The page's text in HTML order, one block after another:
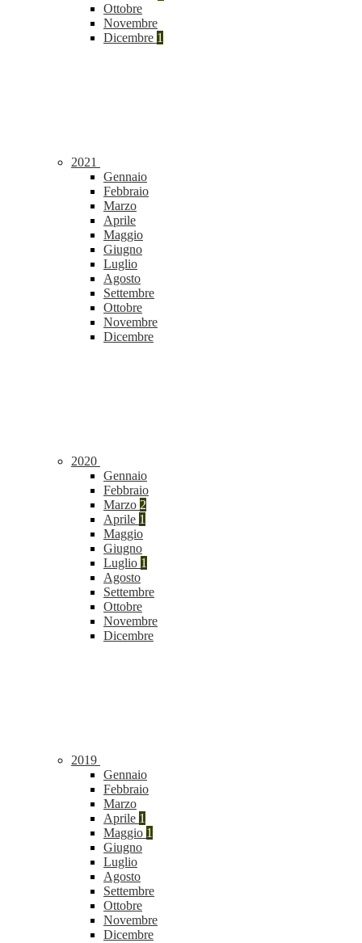
Ottobre
Novembre
Dicembre 1
2021
Gennaio
Febbraio
Marzo
Aprile
Maggio
Giugno
Luglio
Agosto
Settembre
Ottobre
Novembre
Dicembre
2020
Gennaio
Febbraio
Marzo 2
Aprile 1
Maggio
Giugno
Luglio 1
Agosto
Settembre
Ottobre
Novembre
Dicembre
2019
Gennaio
Febbraio
Marzo
Aprile 1
Maggio 1
Giugno
Luglio
Agosto
Settembre
Ottobre
Novembre
Dicembre